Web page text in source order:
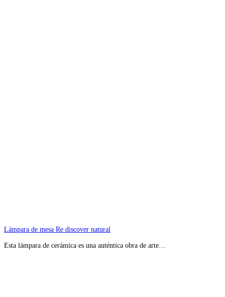
Lámpara de mesa Re discover natural
Esta lámpara de cerámica es una auténtica obra de arte…